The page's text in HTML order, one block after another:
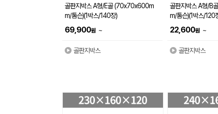
골판지박스 A형/E골 (70x70x600m
m/톰슨)(1박스/140장)
69,900원 ~
골판지박스
골판지박스 A형/B
m/톰슨)(1박스/120
22,600원 ~
골판지박스